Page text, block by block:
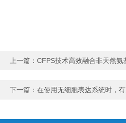
上一篇： CFPS技术高效融合非天然氨
下一篇： 在使用无细胞表达系统时，